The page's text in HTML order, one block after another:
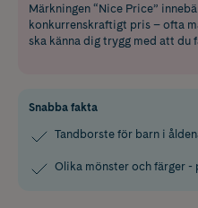
Märkningen “Nice Price”
konkurrenskraftigt pris – ofta
ska känna dig trygg med att
Snabba fakta
Tandborste för barn i
Olika mönster och färger -